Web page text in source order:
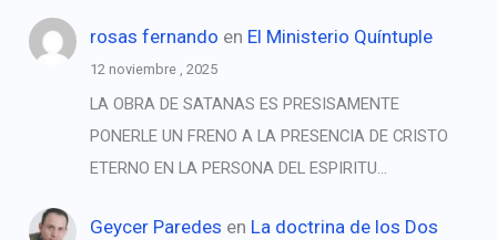
rosas fernando en El Ministerio Quíntuple
12 noviembre , 2025
LA OBRA DE SATANAS ES PRESISAMENTE
PONERLE UN FRENO A LA PRESENCIA DE CRISTO
ETERNO EN LA PERSONA DEL ESPIRITU…
Geycer Paredes en La doctrina de los Dos